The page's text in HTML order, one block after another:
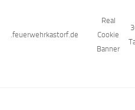
.feuerwehrkastorf.de
Real
Cookie
Banner